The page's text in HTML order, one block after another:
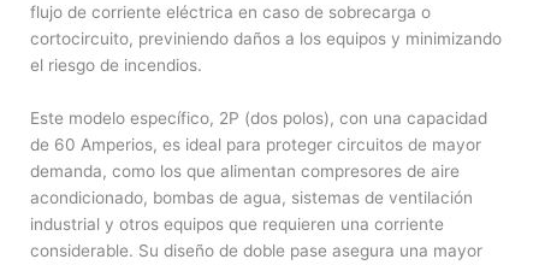
flujo de corriente eléctrica en caso de sobrecarga o
cortocircuito, previniendo daños a los equipos y minimizando
el riesgo de incendios.
Este modelo específico, 2P (dos polos), con una capacidad
de 60 Amperios, es ideal para proteger circuitos de mayor
demanda, como los que alimentan compresores de aire
acondicionado, bombas de agua, sistemas de ventilación
industrial y otros equipos que requieren una corriente
considerable. Su diseño de doble pase asegura una mayor